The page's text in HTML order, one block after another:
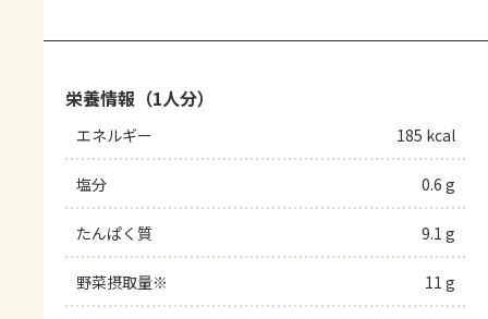
栄養情報（1人分）
エネルギー 185 kcal
塩分 0.6 g
たんぱく質 9.1 g
野菜摂取量※ 11 g